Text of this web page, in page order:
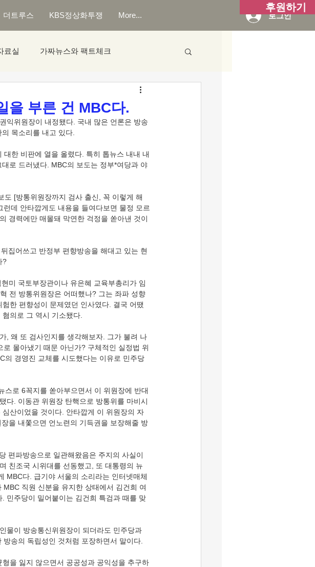
더트루스 KBS정상화투쟁 More... 로그인
후원하기
료실 가짜뉴스와 팩트체크
을 부른 건 MBC다.
익위원장이 내정됐다. 국내 많은 언론은 방송
목소리를 내고 있다.
대한 비판에 열을 올렸다. 특히 톱뉴스 내내 내
로 드러냈다. MBC의 보도는 정부*여당과 야
[방통위원장까지 검사 출신, 꼭 이렇게 해
데 안타깝게도 내용을 들여다보면 물정 모르
경력에만 매몰돼 막연한 걱정을 쏟아낸 것이
집어쓰고 반정부 편향방송을 해대고 있는 현
?
미 국토부장관이나 유은혜 교육부총리가 임
전 방통위원장은 어떠했나? 그는 좌파 성향
한 편향성이 문제였던 인사였다. 결국 어땠
의로 그 역시 기소됐다.
, 왜 또 검사인지를 생각해보자. 그가 불려 나
몰아냈기 때문 아닌가? 구체적인 실정법 위
의 경영진 교체를 시도했다는 이유로 민주당
스로 6꼭지를 쏟아부으면서 이 위원장에 반대
다. 이동관 위원장 탄핵으로 방통위를 마비시
산이었을 것이다. 안타깝게 이 위원장의 자
을 내쫓으면 언노련의 기득권을 보장해줄 방
편파방송으로 일관해왔음은 주지의 사실이
친조국 시위대를 선동했고, 또 대통령의 뉴
MBC다. 급기야 서울의 소리라는 인터넷매체
직원 신분을 유지한 상태에서 김건희 여
민주당이 밀어붙이는 김건희 특검과 때를 맞
물이 방송통신위원장이 되더라도 민주당과
송의 독립성인 것처럼 포장하면서 말이다.
을 잃지 않으면서 공공성과 공익성을 추구하